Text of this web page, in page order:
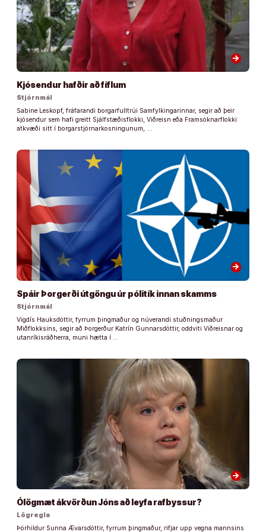
arrow_forward
Kjósendur hafðir að fíflum
Stjórnmál
Sabine Leskopf, fráfarandi borgarfulltrúi Samfylkingarinnar, segir að þeir
kjósendur sem hafi greitt Sjálfstæðisflokki, Viðreisn eða Framsóknarflokki
atkvæði sitt í borgarstjórnarkosningunum, …
arrow_forward
Spáir Þorgerði útgöngu úr pólitík innan skamms
Stjórnmál
Vigdís Hauksdóttir, fyrrum þingmaður og núverandi stuðningsmaður
Miðflokksins, segir að Þorgerður Katrín Gunnarsdóttir, oddviti Viðreisnar og
utanríkisráðherra, muni hætta í …
arrow_forward
Ólögmæt ákvörðun Jóns að leyfa rafbyssur?
Lögregla
Þórhildur Sunna Ævarsdóttir, fyrrum þingmaður, rifjar upp vegna mannsins